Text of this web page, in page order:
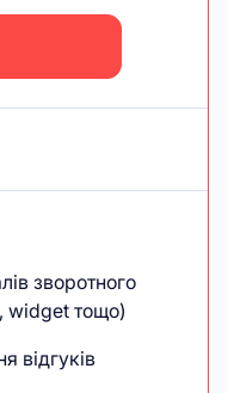
зворотного
widget тощо)
відгуків